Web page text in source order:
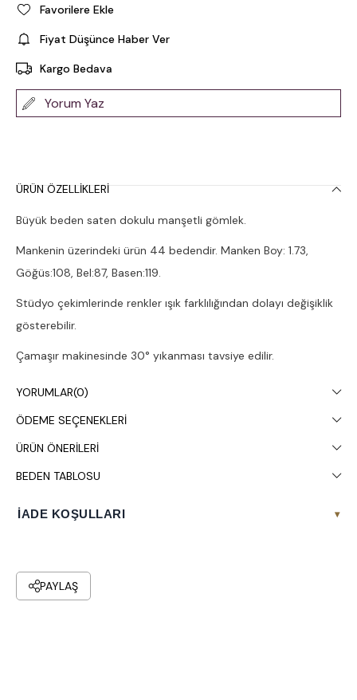
Favorilere Ekle
Fiyat Düşünce Haber Ver
Kargo Bedava
Yorum Yaz
ÜRÜN ÖZELLIKLERI
Büyük beden saten dokulu manşetli gömlek.
Mankenin üzerindeki ürün 44 bedendir. Manken Boy: 1.73,
Göğüs:108, Bel:87, Basen:119.
Stüdyo çekimlerinde renkler ışık farklılığından dolayı değişiklik
gösterebilir.
Çamaşır makinesinde 30° yıkanması tavsiye edilir.
YORUMLAR(0)
ÖDEME SEÇENEKLERI
ÜRÜN ÖNERILERI
BEDEN TABLOSU
İADE KOŞULLARI ▾
PAYLAŞ